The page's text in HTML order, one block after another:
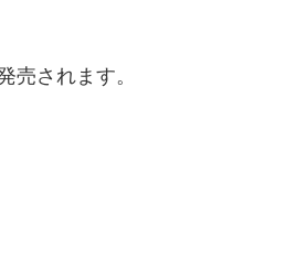
売されます。